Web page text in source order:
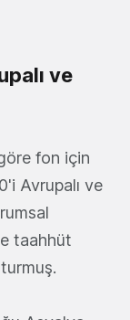
ve
fon için
Avrupalı ve
taahhüt